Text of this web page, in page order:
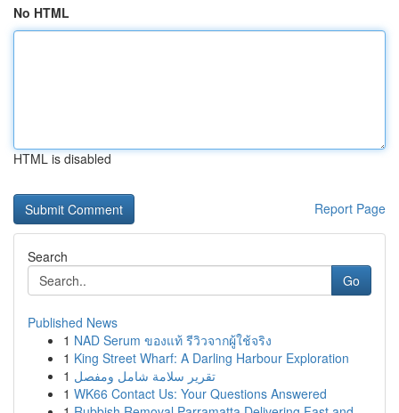
No HTML
HTML is disabled
Report Page
Search
Go
Published News
1 NAD Serum ของแท้ รีวิวจากผู้ใช้จริง
1 King Street Wharf: A Darling Harbour Exploration
1 تقرير سلامة شامل ومفصل
1 WK66 Contact Us: Your Questions Answered